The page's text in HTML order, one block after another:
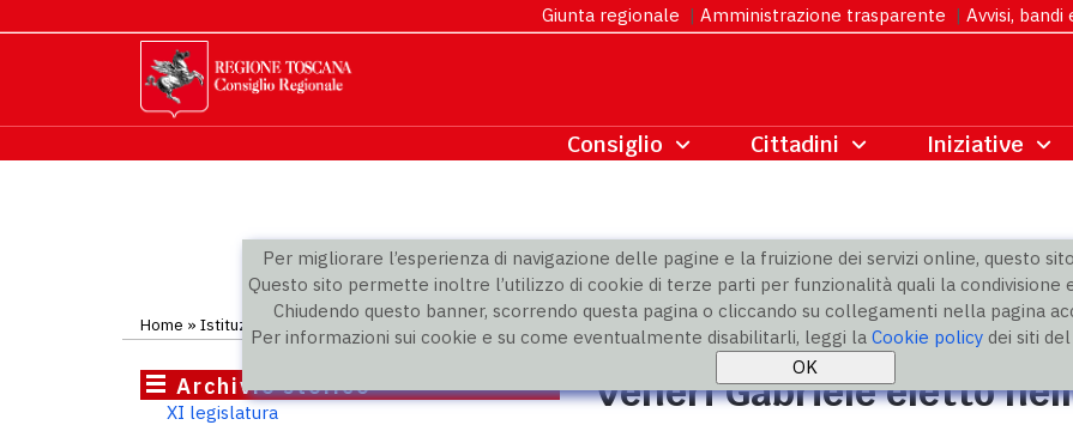
Per migliorare l’esperienza di navigazione delle pagine e la fruizione dei servizi online, questo
Questo sito permette inoltre l’utilizzo di cookie di terze parti per funzionalità quali la condivisione
Chiudendo questo banner, scorrendo questa pagina o cliccando su collegamenti nella pagina
Per informazioni sui cookie e su come eventualmente disabilitarli, leggi la Cookie policydei siti del
Giunta regionale | Amministrazione trasparente | Avvisi, bandi
Home » Istituzione»Elezioni regionali»Elenco completo degli eletti
Archivio storico
XI legislatura
Veneri Gabriele eletto